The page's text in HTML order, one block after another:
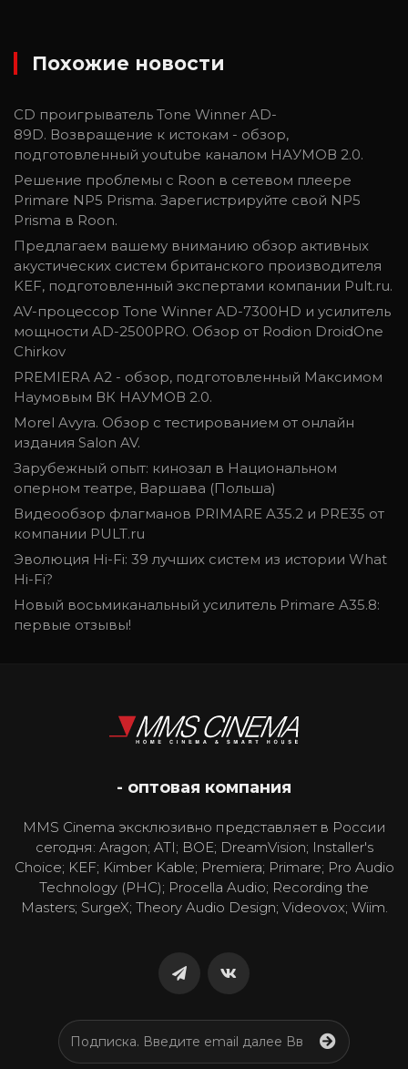
Похожие новости
CD проигрыватель Tone Winner AD-
89D. Возвращение к истокам - обзор,
подготовленный youtube каналом НАУМОВ 2.0.
Решение проблемы с Roon в сетевом плеере
Primare NP5 Prisma. Зарегистрируйте свой NP5
Prisma в Roon.
Предлагаем вашему вниманию обзор активных
акустических систем британского производителя
KEF, подготовленный экспертами компании Pult.ru.
AV-процессор Tone Winner AD-7300HD и усилитель
мощности AD-2500PRO. Обзор от Rodion DroidOne
Chirkov
PREMIERA A2 - обзор, подготовленный Максимом
Наумовым ВК НАУМОВ 2.0.
Morel Avyra. Обзор с тестированием от онлайн
издания Salon AV.
Зарубежный опыт: кинозал в Национальном
оперном театре, Варшава (Польша)
Видеообзор флагманов PRIMARE A35.2 и PRE35 от
компании PULT.ru
Эволюция Hi-Fi: 39 лучших систем из истории What
Hi-Fi?
Новый восьмиканальный усилитель Primare A35.8:
первые отзывы!
- оптовая компания
MMS Cinema эксклюзивно представляет в России
сегодня: Aragon; ATI; BOE; DreamVision; Installer's
Choice; KEF; Kimber Kable; Premiera; Primare; Pro Audio
Technology (PHC); Procella Audio; Recording the
Masters; SurgeX; Theory Audio Design; Videovox; Wiim.